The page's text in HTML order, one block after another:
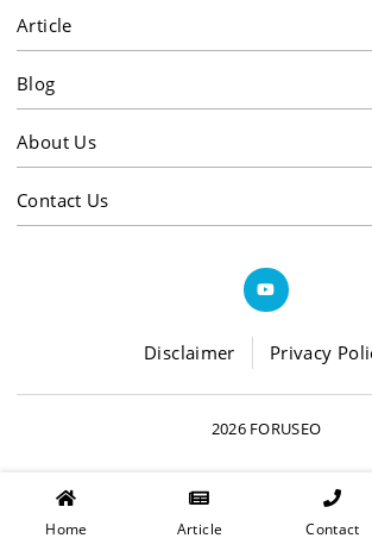
Article
Blog
About Us
Contact Us
Disclaimer Privacy
2026 FORUSEO
Home Article Contact